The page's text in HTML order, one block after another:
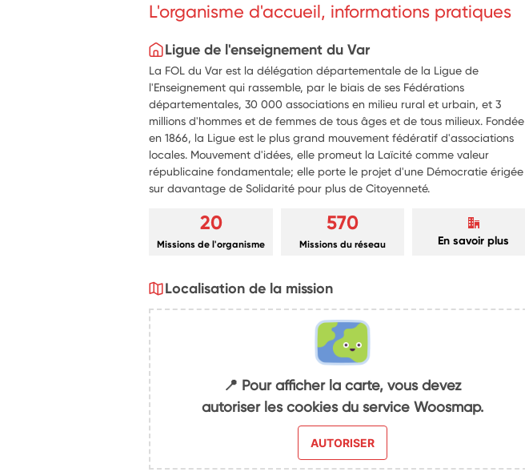
L'organisme d'accueil, informations pratiques
Ligue de l'enseignement du Var
La FOL du Var est la délégation départementale de la Ligue de
l'Enseignement qui rassemble, par le biais de ses Fédérations
départementales, 30 000 associations en milieu rural et urbain, et 3
millions d'hommes et de femmes de tous âges et de tous milieux. Fondée
en 1866, la Ligue est le plus grand mouvement fédératif d'associations
locales. Mouvement d'idées, elle promeut la Laïcité comme valeur
républicaine fondamentale; elle porte le projet d'une Démocratie érigée
sur davantage de Solidarité pour plus de Citoyenneté.
20
Missions de l'organisme
570
Missions du réseau En savoir plus
Localisation de la mission
📍 Pour afficher la carte, vous devez
autoriser les cookies du service Woosmap.
AUTORISER